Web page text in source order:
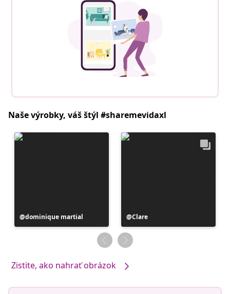
Naše výrobky, váš štýl #sharemevidaxl
Príspevok
zverejnil
dominique martial
Príspevok
zverejnil
Clare
Zistite, ako nahrať obrázok